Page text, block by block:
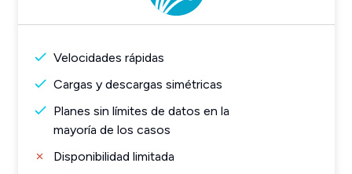
Velocidades rápidas
Cargas y descargas simétricas
Planes sin límites de datos en la
mayoría de los casos
Disponibilidad limitada